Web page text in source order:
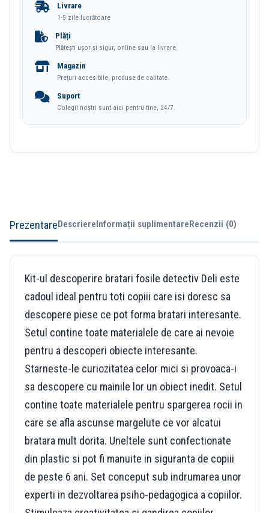
Detective
Bratari
Livrare
1-5 zile lucrătoare
Plăți
Plătești ușor și sigur, online sau la livrare.
Magazin
Prețuri accesibile, produse de calitate.
Suport
Colegii noștri sunt aici pentru tine, 24/7.
PrezentareDescriereInformații suplimentareRecenzii (0)
Kit-ul descoperire bratari fosile detectiv Deli este
cadoul ideal pentru toti copiii care isi doresc sa
descopere piese ce pot forma bratari interesante.
Setul contine toate materialele de care ai nevoie
pentru a descoperi obiecte interesante.
Starneste-le curiozitatea celor mici si provoaca-i
sa descopere cu mainile lor un obiect inedit. Setul
contine toate materialele pentru spargerea rocii in
care se afla ascunse margelute ce vor alcatui
bratara mult dorita. Uneltele sunt confectionate
din plastic si pot fi manuite in siguranta de copiii
de peste 6 ani. Set conceput sub indrumarea unor
experti in dezvoltarea psiho-pedagogica a copiilor.